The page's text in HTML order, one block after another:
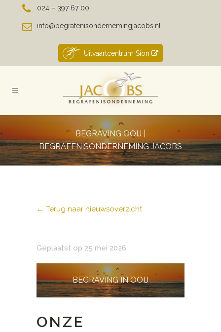
024 – 397 67 00
info@begrafenisondernemingjacobs.nl
Uitvaartcentrum Sion
BEGRAVING OOIJ |
BEGRAFENISONDERNEMING JACOBS
← Terug naar nieuwsoverzicht
Geplaatst op 25 mei 2026
BEGRAVING IN OOIJ
ONZE